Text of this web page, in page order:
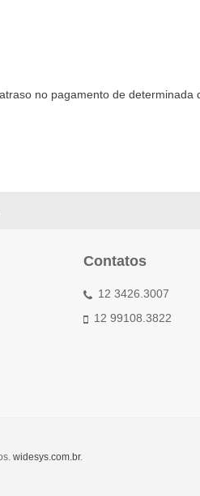
no pagamento de
Contatos
12 3426.3007
12 99108.3822
widesys.com.br.